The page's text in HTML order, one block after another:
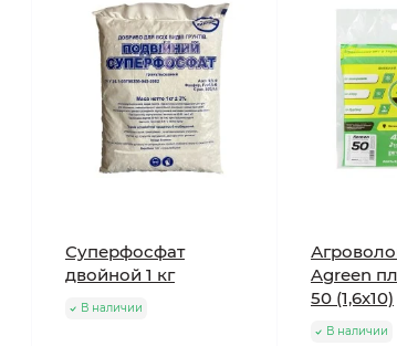
Суперфосфат
двойной 1 кг
В наличии
Agreen
50 (1,6х10)
В наличии